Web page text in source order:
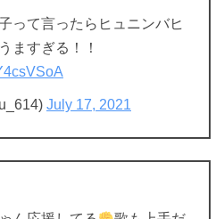
って言ったらヒュニンバヒ
ますぎる！！
July 17, 2021